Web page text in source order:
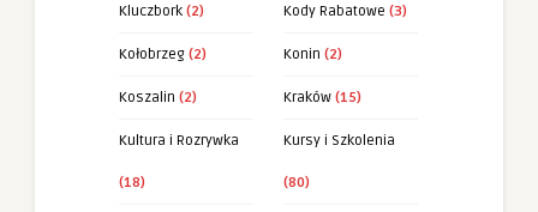
Kluczbork (2) Kody Rabatowe (3)
Kołobrzeg (2) Konin (2)
Koszalin (2) Kraków (15)
Kultura i Rozrywka
(18)
Kursy i Szkolenia
(80)